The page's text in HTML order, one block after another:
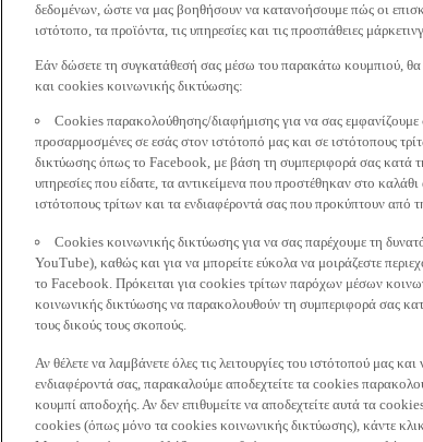
δεδομένων, ώστε να μας βοηθήσουν να κατανοήσουμε πώς οι
ιστότοπο, τα προϊόντα, τις υπηρεσίες και τις προσπάθειες
Εάν δώσετε τη συγκατάθεσή σας μέσω του παρακάτω κουμπιού,
και cookies κοινωνικής δικτύωσης:
Cookies παρακολούθησης/διαφήμισης για να σας εμφανίζουμε
προσαρμοσμένες σε εσάς στον ιστότοπό μας και σε ιστότοπους
δικτύωσης όπως το Facebook, με βάση τη συμπεριφορά σας κατά
υπηρεσίες που είδατε, τα αντικείμενα που προστέθηκαν στο
ιστότοπους τρίτων και τα ενδιαφέροντά σας που προκύπτουν από
Cookies κοινωνικής δικτύωσης για να σας παρέχουμε τη
YouTube), καθώς και για να μπορείτε εύκολα να μοιράζεστε
το Facebook. Πρόκειται για cookies τρίτων παρόχων μέσων
κοινωνικής δικτύωσης να παρακολουθούν τη συμπεριφορά σας
τους δικούς τους σκοπούς.
Αν θέλετε να λαμβάνετε όλες τις λειτουργίες του ιστότοπού μας
ενδιαφέροντά σας, παρακαλούμε αποδεχτείτε τα cookies
κουμπί αποδοχής. Αν δεν επιθυμείτε να αποδεχτείτε αυτά τα
cookies (όπως μόνο τα cookies κοινωνικής δικτύωσης), κάντε